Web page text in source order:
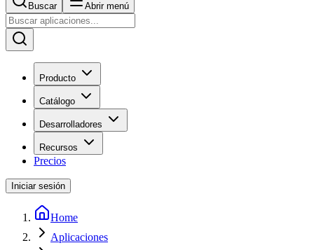
Buscar Abrir menú
Producto
Catálogo
Desarrolladores
Recursos
Precios
Iniciar sesión
Home
Aplicaciones